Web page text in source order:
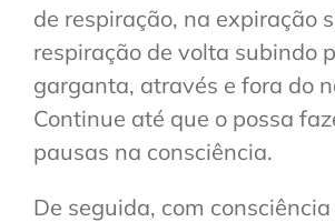
de respiração, na expiração
respiração de volta subindo
garganta, através e fora do
Continue até que o possa
pausas na consciência.
De seguida, com